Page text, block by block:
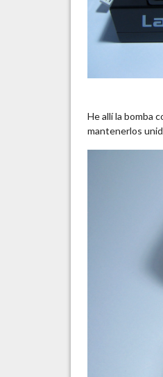
He allí la bomba
mantenerlos